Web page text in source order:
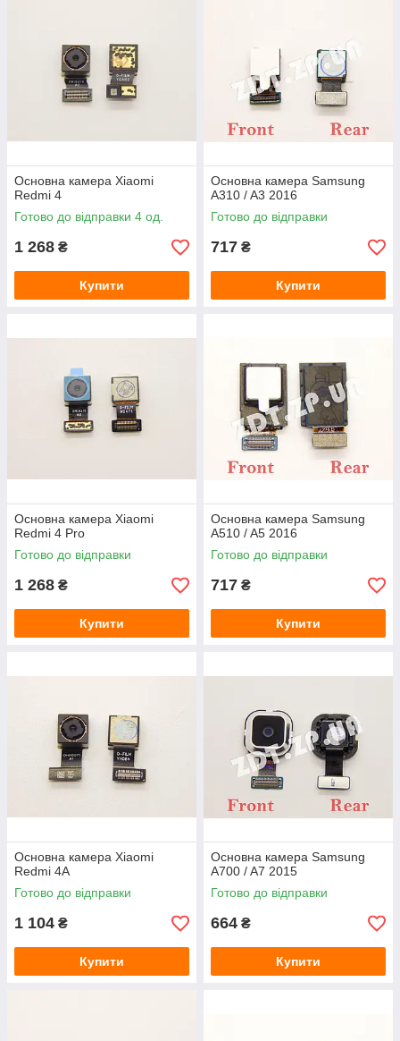
Основна камера Xiaomi
Redmi 4
Готово до відправки 4 од.
1 268 ₴
Купити
Основна камера Samsung
A310 / A3 2016
Готово до відправки
717 ₴
Купити
Основна камера Xiaomi
Redmi 4 Pro
Готово до відправки
1 268 ₴
Купити
Основна камера Samsung
A510 / A5 2016
Готово до відправки
717 ₴
Купити
Основна камера Xiaomi
Redmi 4A
Готово до відправки
1 104 ₴
Купити
Основна камера Samsung
A700 / A7 2015
Готово до відправки
664 ₴
Купити